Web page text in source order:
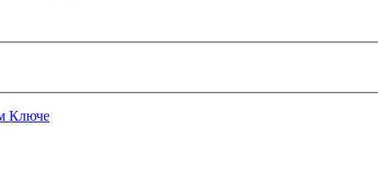
Ключе